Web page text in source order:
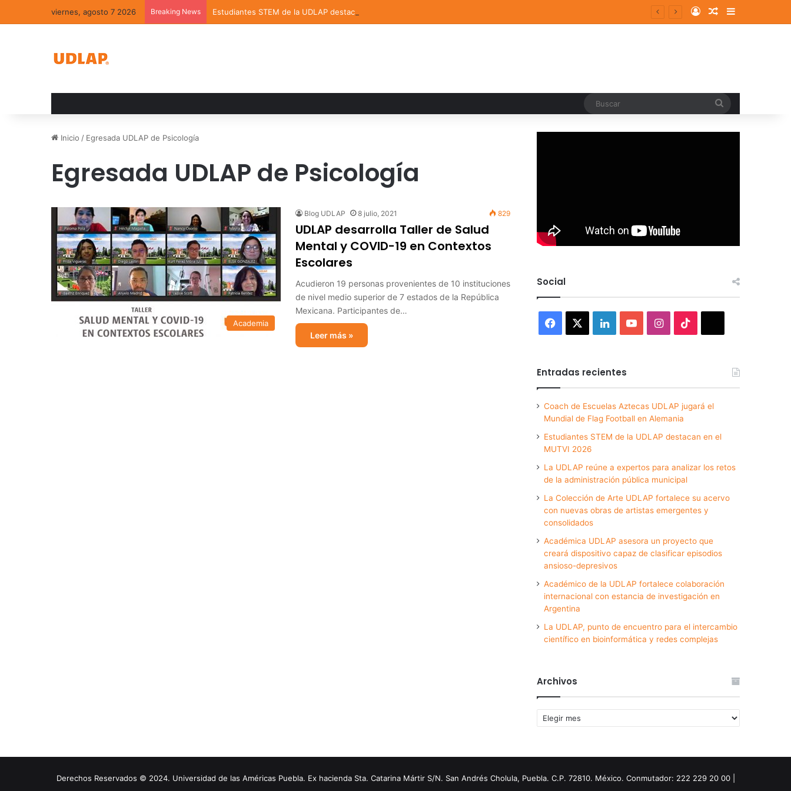
viernes, agosto 7 2026 Breaking News Estudiantes STEM de la UDLAP destacan en el MUTVI 2026 Log InRandom Article
Sidebar
Inicio / Egresada UDLAP de Psicología
Egresada UDLAP de Psicología
Academia
Blog UDLAP 8 julio, 2021 829
UDLAP desarrolla Taller de Salud
Mental y COVID-19 en Contextos
Escolares
Acudieron 19 personas provenientes de 10 instituciones
de nivel medio superior de 7 estados de la República
Mexicana. Participantes de…
Leer más »
Social
Facebook LinkedInYouTubeInstagram
Entradas recientes
Coach de Escuelas Aztecas UDLAP jugará el
Mundial de Flag Football en Alemania
Estudiantes STEM de la UDLAP destacan en el
MUTVI 2026
La UDLAP reúne a expertos para analizar los retos
de la administración pública municipal
La Colección de Arte UDLAP fortalece su acervo
con nuevas obras de artistas emergentes y
consolidados
Académica UDLAP asesora un proyecto que
creará dispositivo capaz de clasificar episodios
ansioso-depresivos
Académico de la UDLAP fortalece colaboración
internacional con estancia de investigación en
Argentina
La UDLAP, punto de encuentro para el intercambio
científico en bioinformática y redes complejas
Archivos
Archivos
Derechos Reservados © 2024. Universidad de las Américas Puebla. Ex hacienda Sta. Catarina Mártir S/N. San Andrés Cholula, Puebla. C.P. 72810. México. Conmutador: 222 229 20 00 |